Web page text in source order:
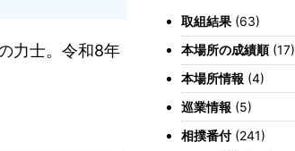
力士。令和8年
取組結果 (63)
本場所の成績順(17)
本場所情報 (4)
巡業情報 (5)
相撲番付(241)